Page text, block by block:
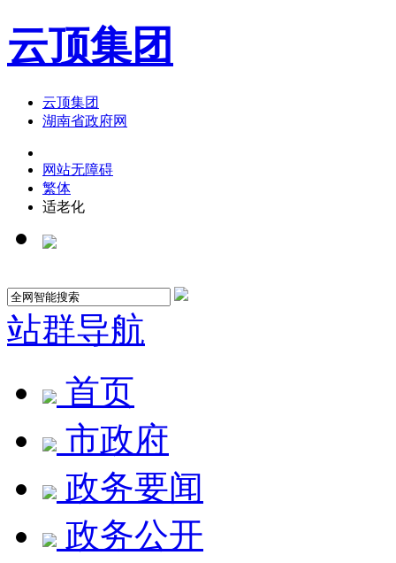
云顶集团
云顶集团
湖南省政府网
网站无障碍
繁体
适老化
站群导航
首页
市政府
政务要闻
政务公开